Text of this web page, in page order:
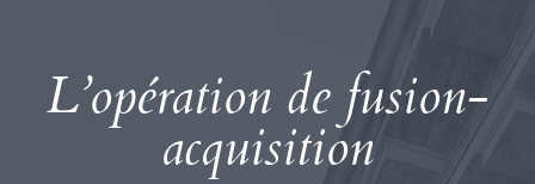
L’opération de fusion-
acquisition